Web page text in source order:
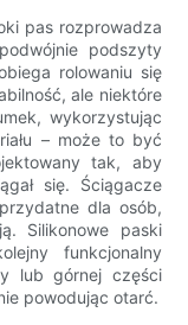
pas rozprowadza
podszyty
rolowaniu się
ale niektóre
wykorzystując
– może to być
tak, aby
się. Ściągacze
dla osób,
Silikonowe paski
funkcjonalny
lub górnej części
powodując otarć.